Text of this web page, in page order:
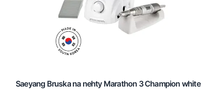
Saeyang Bruska na nehty Marathon 3 Champion white